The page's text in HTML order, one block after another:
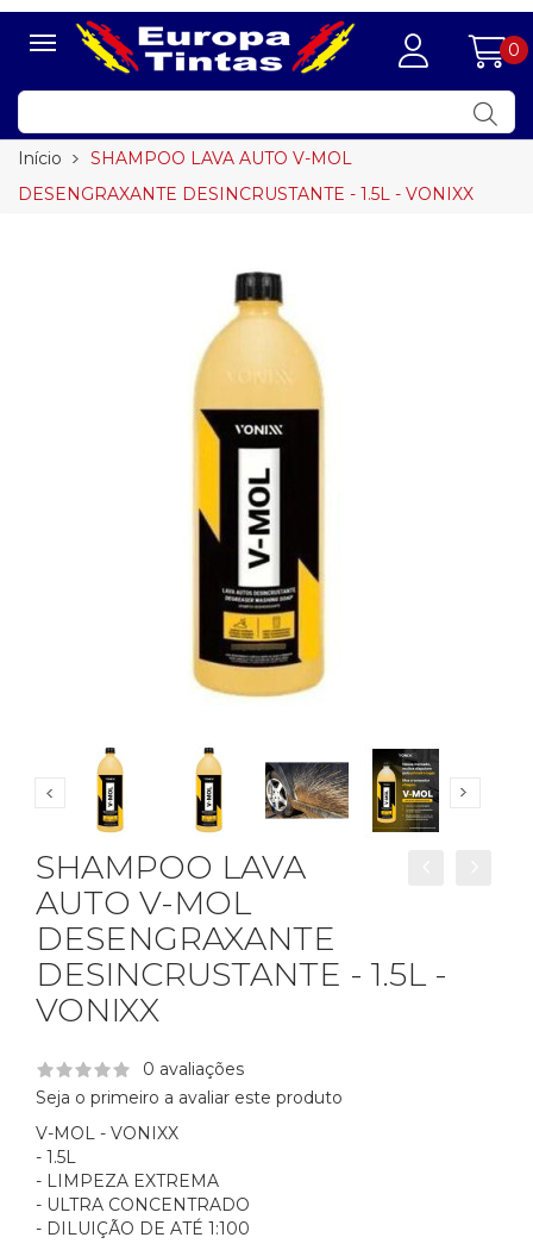
0
Início
SHAMPOO LAVA AUTO V-MOL
DESENGRAXANTE DESINCRUSTANTE - 1.5L - VONIXX
SHAMPOO LAVA
AUTO V-MOL
DESENGRAXANTE
DESINCRUSTANTE - 1.5L -
VONIXX
0 avaliações
Seja o primeiro a avaliar este produto
V-MOL - VONIXX
- 1.5L
- LIMPEZA EXTREMA
- ULTRA CONCENTRADO
- DILUIÇÃO DE ATÉ 1:100